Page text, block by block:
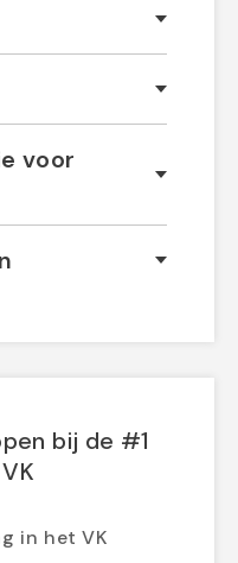
voor
bij de #1
in het VK